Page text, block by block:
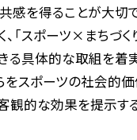
感を得ることが大切
「スポーツ×まちづく
る具体的な取組を着
をスポーツの社会的
客観的な効果を提示す